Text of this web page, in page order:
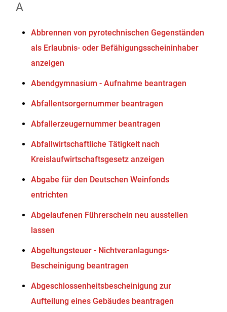
A
Abbrennen von pyrotechnischen Gegenständen
als Erlaubnis- oder Befähigungsscheininhaber
anzeigen
Abendgymnasium - Aufnahme beantragen
Abfallentsorgernummer beantragen
Abfallerzeugernummer beantragen
Abfallwirtschaftliche Tätigkeit nach
Kreislaufwirtschaftsgesetz anzeigen
Abgabe für den Deutschen Weinfonds
entrichten
Abgelaufenen Führerschein neu ausstellen
lassen
Abgeltungsteuer - Nichtveranlagungs-
Bescheinigung beantragen
Abgeschlossenheitsbescheinigung zur
Aufteilung eines Gebäudes beantragen